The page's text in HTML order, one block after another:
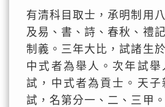
有清科目取士，承明制用
及易、書、詩、春秋、禮
制義。三年大比，試諸生
中式者為舉人。次年試舉
試，中式者為貢士。天子
試，名第分一、二、三甲